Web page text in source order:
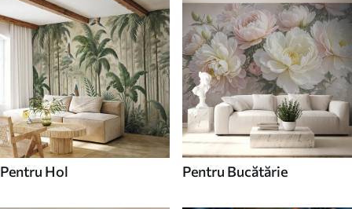
Pentru Hol Pentru Bucătărie